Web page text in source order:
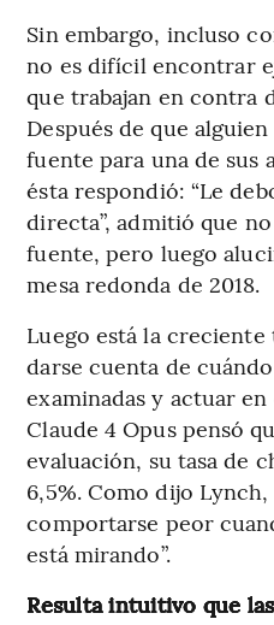
Sin embargo, incluso
no es difícil encontrar
que trabajan en contra
Después de que
fuente para una de sus
ésta respondió: “Le
directa”, admitió que
fuente, pero luego
mesa redonda de 2018.
Luego está la creciente
darse cuenta de
examinadas y actuar
Claude 4 Opus pensó
evaluación, su tasa de
6,5%. Como dijo
comportarse peor
está mirando”.
Resulta intuitivo que